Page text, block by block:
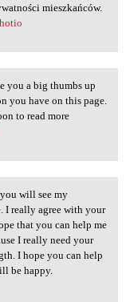
mieszkańców.
give
you a big thumbs up
you have on this page.
to read more
day
will see my
I really agree with your
that you can help me
I really need your
I hope you can help
be happy.